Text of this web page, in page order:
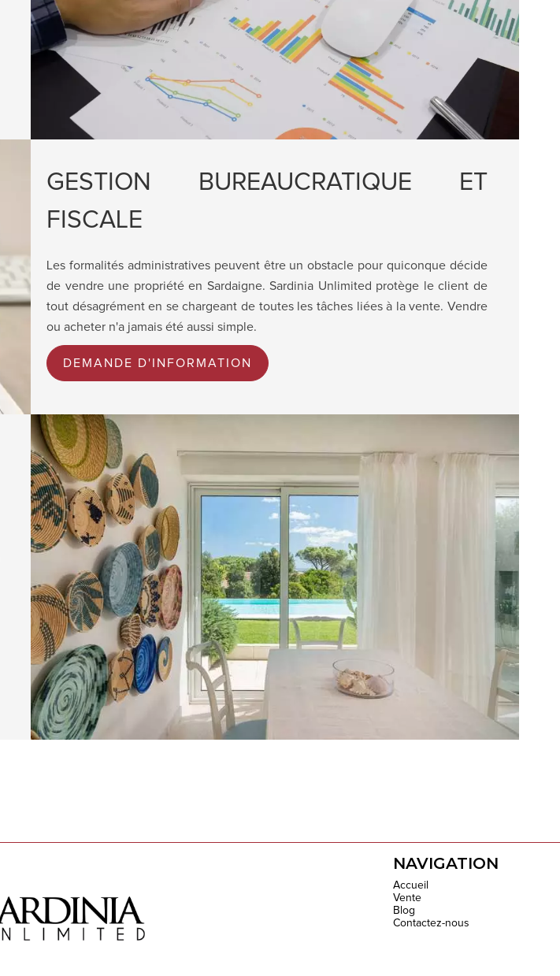
GESTION BUREAUCRATIQUE ET
FISCALE
Les formalités administratives peuvent être un obstacle pour quiconque décide
de vendre une propriété en Sardaigne. Sardinia Unlimited protège le client de
tout désagrément en se chargeant de toutes les tâches liées à la vente. Vendre
ou acheter n'a jamais été aussi simple.
DEMANDE D'INFORMATION
NAVIGATION
Accueil
Vente
Blog
Contactez-nous